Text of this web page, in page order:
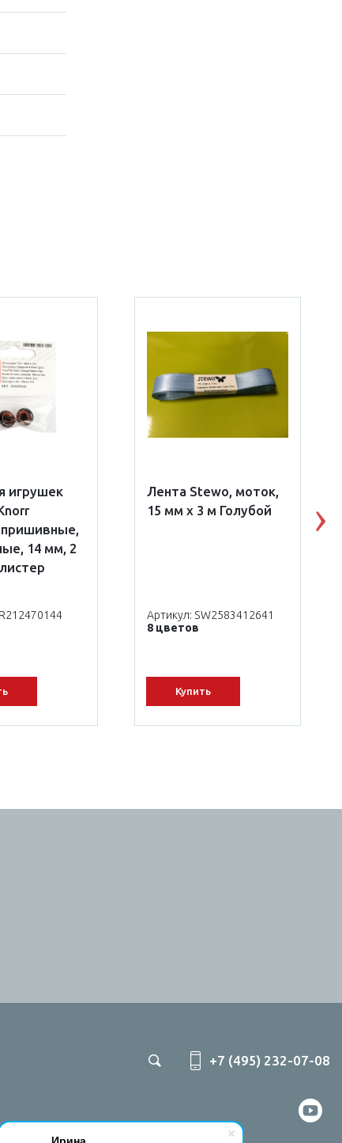
Ирина
игрушек
пришивные,
14 мм, 2
Лента Stewo, моток,
15 мм х 3 м Голубой
Артикул: SW2583412641
8 цветов
Купить
+7 (495) 232-07-08